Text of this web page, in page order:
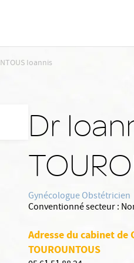
Ioannis
Dr
Gynécologue Obstétricien
Conventionné secteur :
Adresse du cabinet de
TOUROUNTOUS